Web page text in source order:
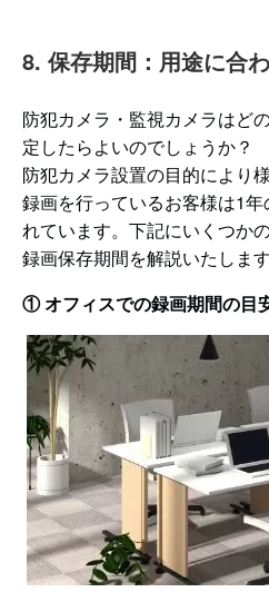
8. 保存期間：用途に合
防犯カメラ・監視カメラはど
定したらよいのでしょうか？
防犯カメラ設置の目的により
録画を行っているお客様は1
れています。下記にいくつか
録画保存期間を解説いたします
① オフィスでの録画期間の目